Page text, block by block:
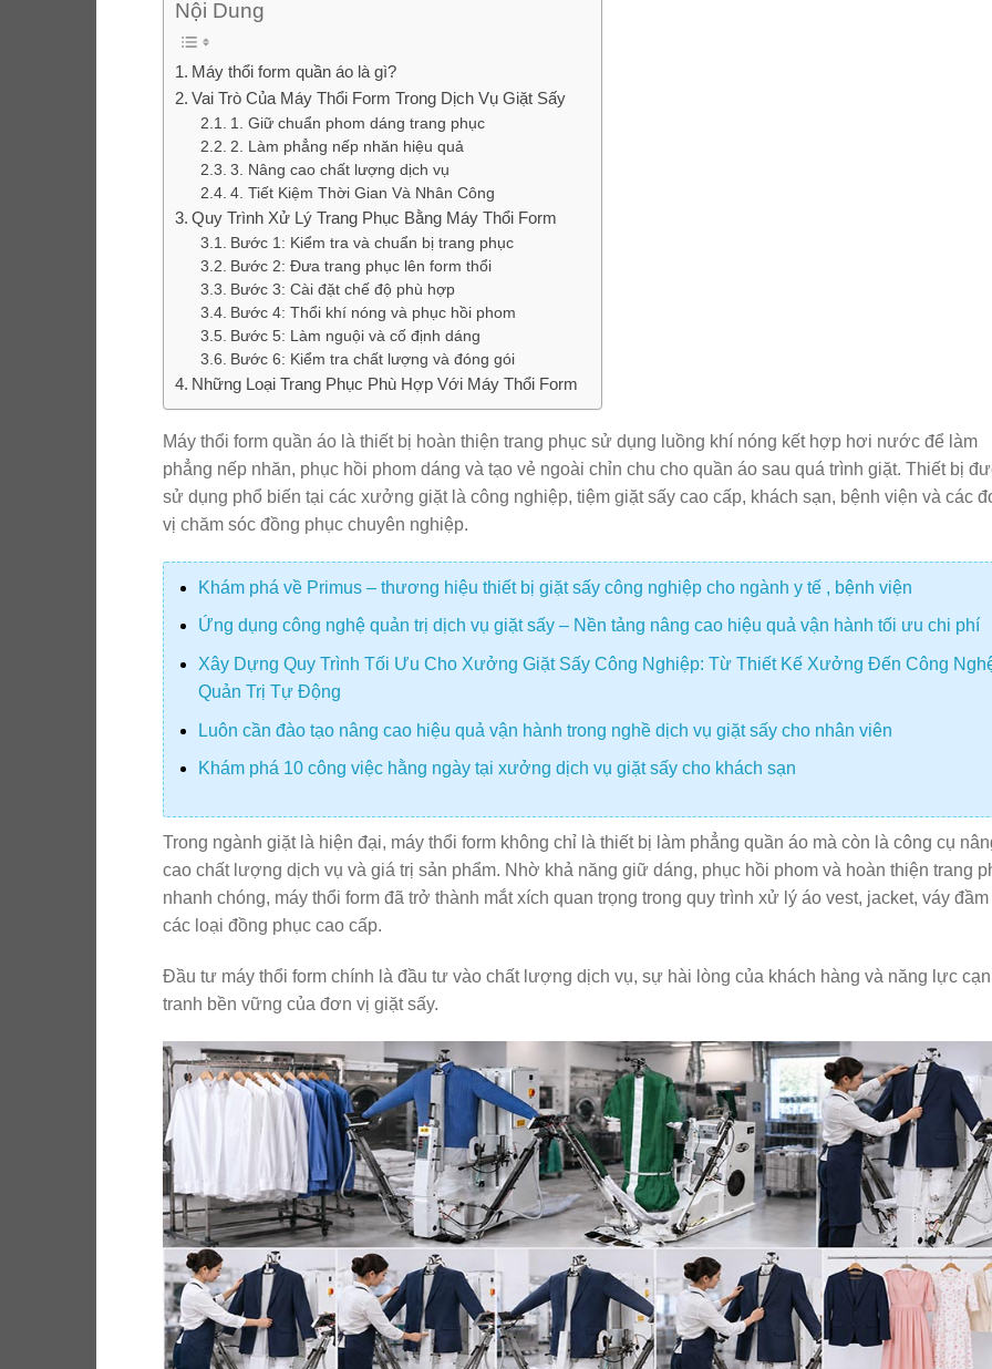
Nội Dung
Máy thổi form quần áo là gì?
Vai Trò Của Máy Thổi Form Trong Dịch Vụ Giặt Sấy
1. Giữ chuẩn phom dáng trang phục
2. Làm phẳng nếp nhăn hiệu quả
3. Nâng cao chất lượng dịch vụ
4. Tiết Kiệm Thời Gian Và Nhân Công
Quy Trình Xử Lý Trang Phục Bằng Máy Thổi Form
Bước 1: Kiểm tra và chuẩn bị trang phục
Bước 2: Đưa trang phục lên form thổi
Bước 3: Cài đặt chế độ phù hợp
Bước 4: Thổi khí nóng và phục hồi phom
Bước 5: Làm nguội và cố định dáng
Bước 6: Kiểm tra chất lượng và đóng gói
Những Loại Trang Phục Phù Hợp Với Máy Thổi Form
Máy thổi form quần áo là thiết bị hoàn thiện trang phục sử dụng luồng khí nóng kết hợp hơi nước để làm
phẳng nếp nhăn, phục hồi phom dáng và tạo vẻ ngoài chỉn chu cho quần áo sau quá trình giặt. Thiết bị
sử dụng phổ biến tại các xưởng giặt là công nghiệp, tiệm giặt sấy cao cấp, khách sạn, bệnh viện và các
vị chăm sóc đồng phục chuyên nghiệp.
Khám phá về Primus – thương hiệu thiết bị giặt sấy công nghiệp cho ngành y tế , bệnh viện
Ứng dụng công nghệ quản trị dịch vụ giặt sấy – Nền tảng nâng cao hiệu quả vận hành tối ưu chi phí
Xây Dựng Quy Trình Tối Ưu Cho Xưởng Giặt Sấy Công Nghiệp: Từ Thiết Kế Xưởng Đến Công
Quản Trị Tự Động
Luôn cần đào tạo nâng cao hiệu quả vận hành trong nghề dịch vụ giặt sấy cho nhân viên
Khám phá 10 công việc hằng ngày tại xưởng dịch vụ giặt sấy cho khách sạn
Trong ngành giặt là hiện đại, máy thổi form không chỉ là thiết bị làm phẳng quần áo mà còn là công cụ
cao chất lượng dịch vụ và giá trị sản phẩm. Nhờ khả năng giữ dáng, phục hồi phom và hoàn thiện trang
nhanh chóng, máy thổi form đã trở thành mắt xích quan trọng trong quy trình xử lý áo vest, jacket, váy đầm
các loại đồng phục cao cấp.
Đầu tư máy thổi form chính là đầu tư vào chất lượng dịch vụ, sự hài lòng của khách hàng và năng lực
tranh bền vững của đơn vị giặt sấy.